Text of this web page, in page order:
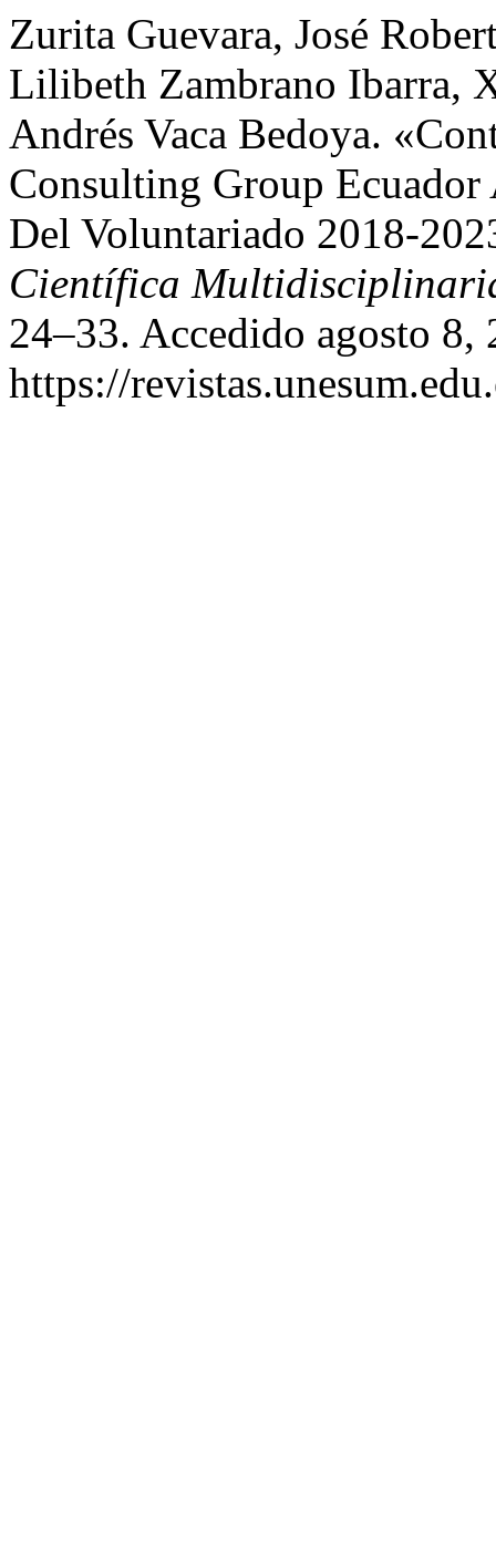
Zurita Guevara, José
Lilibeth Zambrano Ibarra,
Andrés Vaca Bedoya.
Consulting Group
Del Voluntariado 2018-
Científica
24–33. Accedido agosto 8,
https://